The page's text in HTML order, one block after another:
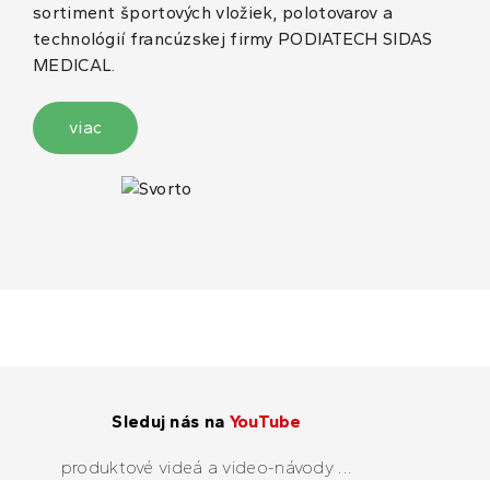
sortiment športových vložiek, polotovarov a
technológií francúzskej firmy PODIATECH SIDAS
MEDICAL.
viac
Sleduj nás na YouTube
produktové videá a video-návody ...